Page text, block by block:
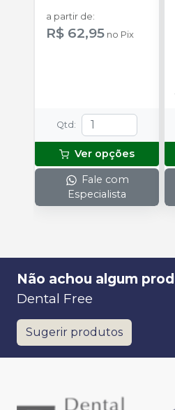
a partir de:
R$ 62,95 no Pix
Qtd :
Ver opções
Fale com
Especialista
Não achou algum
Dental Free
Sugerir produtos